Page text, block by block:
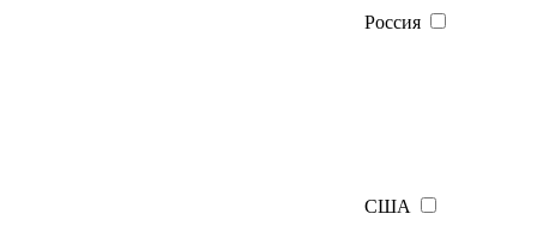
Россия
США